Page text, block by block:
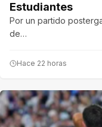
Estudiantes
Por un partido
de…
Hace 22 horas